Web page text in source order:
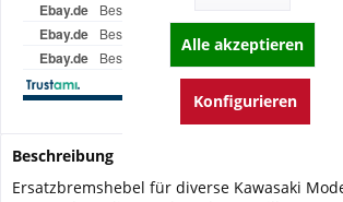
Beschreibung
Ersatzbremshebel für diverse Kawasaki
Alle akzeptieren
Konfigurieren